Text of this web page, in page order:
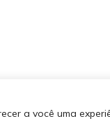
a você uma